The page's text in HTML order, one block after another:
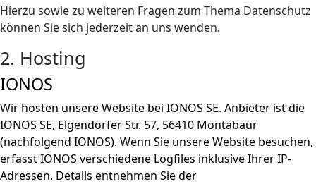
Hierzu sowie zu weiteren Fragen zum Thema Datenschutz
können Sie sich jederzeit an uns wenden.
2. Hosting
IONOS
Wir hosten unsere Website bei IONOS SE. Anbieter ist die
IONOS SE, Elgendorfer Str. 57, 56410 Montabaur
(nachfolgend IONOS). Wenn Sie unsere Website besuchen,
erfasst IONOS verschiedene Logfiles inklusive Ihrer IP-
Adressen. Details entnehmen Sie der